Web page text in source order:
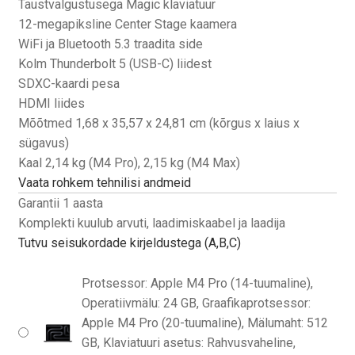
Taustvalgustusega Magic klaviatuur
12-megapiksline Center Stage kaamera
WiFi ja Bluetooth 5.3 traadita side
Kolm Thunderbolt 5 (USB-C) liidest
SDXC-kaardi pesa
HDMI liides
Mõõtmed 1,68 x 35,57 x 24,81 cm (kõrgus x laius x
sügavus)
Kaal 2,14 kg (M4 Pro), 2,15 kg (M4 Max)
Vaata rohkem tehnilisi andmeid
Garantii 1 aasta
Komplekti kuulub arvuti, laadimiskaabel ja laadija
Tutvu seisukordade kirjeldustega (A,B,C)
Protsessor: Apple M4 Pro (14-tuumaline),
Operatiivmälu: 24 GB, Graafikaprotsessor:
Apple M4 Pro (20-tuumaline), Mälumaht: 512
GB, Klaviatuuri asetus: Rahvusvaheline,